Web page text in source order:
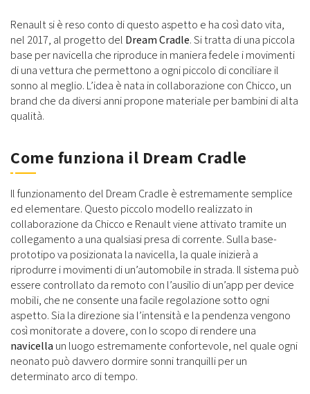
Renault si è reso conto di questo aspetto e ha così dato vita,
nel 2017, al progetto del Dream Cradle. Si tratta di una piccola
base per navicella che riproduce in maniera fedele i movimenti
di una vettura che permettono a ogni piccolo di conciliare il
sonno al meglio. L’idea è nata in collaborazione con Chicco, un
brand che da diversi anni propone materiale per bambini di alta
qualità.
Come funziona il Dream Cradle
Il funzionamento del Dream Cradle è estremamente semplice
ed elementare. Questo piccolo modello realizzato in
collaborazione da Chicco e Renault viene attivato tramite un
collegamento a una qualsiasi presa di corrente. Sulla base-
prototipo va posizionata la navicella, la quale inizierà a
riprodurre i movimenti di un’automobile in strada. Il sistema può
essere controllato da remoto con l’ausilio di un’app per device
mobili, che ne consente una facile regolazione sotto ogni
aspetto. Sia la direzione sia l’intensità e la pendenza vengono
così monitorate a dovere, con lo scopo di rendere una
navicellaun luogo estremamente confortevole, nel quale ogni
neonato può davvero dormire sonni tranquilli per un
determinato arco di tempo.